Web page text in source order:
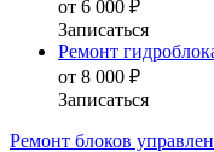
от 6 000 ₽
Записаться
Ремонт
от 8 000 ₽
Записаться
Ремонт блоков